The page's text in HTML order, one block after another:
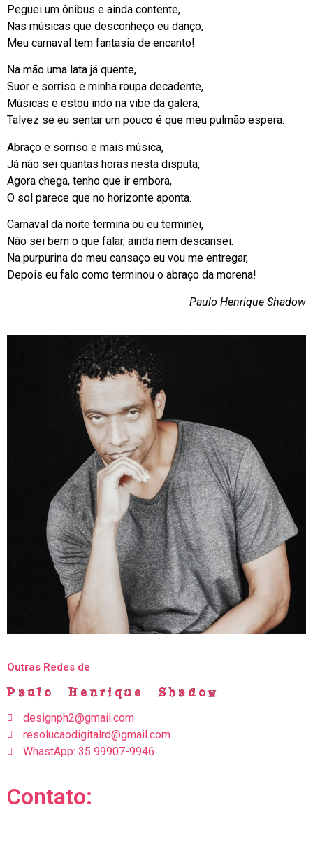
Peguei um ônibus e ainda contente,
Nas músicas que desconheço eu danço,
Meu carnaval tem fantasia de encanto!
Na mão uma lata já quente,
Suor e sorriso e minha roupa decadente,
Músicas e estou indo na vibe da galera,
Talvez se eu sentar um pouco é que meu pulmão espera.
Abraço e sorriso e mais música,
Já não sei quantas horas nesta disputa,
Agora chega, tenho que ir embora,
O sol parece que no horizonte aponta.
Carnaval da noite termina ou eu terminei,
Não sei bem o que falar, ainda nem descansei.
Na purpurina do meu cansaço eu vou me entregar,
Depois eu falo como terminou o abraço da morena!
Paulo Henrique Shadow
Outras Redes de
Paulo Henrique Shadow
designph2@gmail.com
resolucaodigitalrd@gmail.com
WhastApp: 35 99907-9946
Contato: